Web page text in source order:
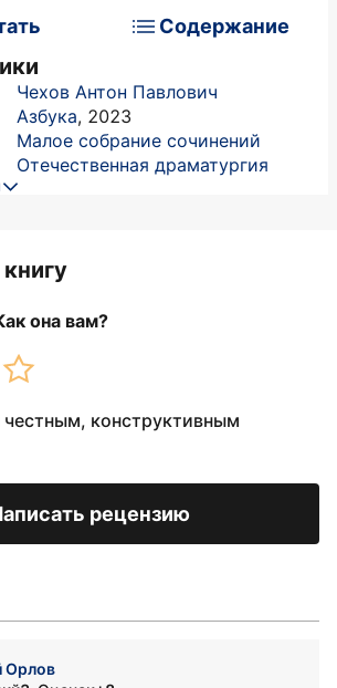
Содержание
Чехов Антон Павлович
Азбука, 2023
Малое собрание сочинений
Отечественная драматургия
она вам?
конструктивным
рецензию
Орлов